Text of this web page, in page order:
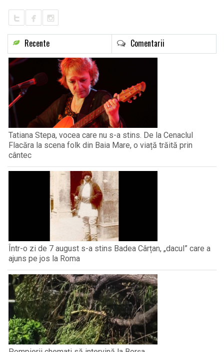
Recente Comentarii
Tatiana Stepa, vocea care nu s-a stins. De la Cenaclul
Flacăra la scena folk din Baia Mare, o viață trăită prin
cântec
Într-o zi de 7 august s-a stins Badea Cârțan, „dacul” care a
ajuns pe jos la Roma